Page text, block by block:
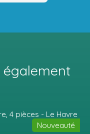
également
Nouveauté